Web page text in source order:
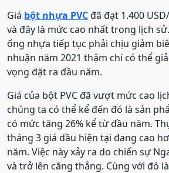
Giá bột nhựa PVCđã đạt 1.400
và đây là mức cao nhất trong lịch
ống nhựa tiếp tục phải chịu giảm
nhuận năm 2021 thậm chí có thể
vọng đặt ra đầu năm.
Giá của bột PVC đã vượt mức cao
chúng ta có thể kể đến đó là sản
có mức tăng 26% kể từ đầu năm.
tháng 3 giá dầu hiện tại đang cao
năm. Việc này xảy ra do chiến sự
và trở lên căng thẳng. Cùng với đó